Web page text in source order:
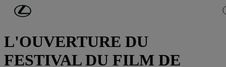
Passer au contenu principal
LEXUS SE JOINT AUX STARS POUR
L'OUVERTURE DU
FESTIVAL DU FILM DE